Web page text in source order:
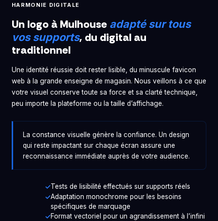
HARMONIE DIGITALE
Un logo à Mulhouse adapté sur tous
vos supports, du digital au
traditionnel
Une identité réussie doit rester lisible, du minuscule favicon
web à la grande enseigne de magasin. Nous veillons à ce que
votre visuel conserve toute sa force et sa clarté technique,
peu importe la plateforme ou la taille d’affichage.
La constance visuelle génère la confiance. Un design
qui reste impactant sur chaque écran assure une
reconnaissance immédiate auprès de votre audience.
Tests de lisibilité effectués sur supports réels
Adaptation monochrome pour les besoins
spécifiques de marquage
Format vectoriel pour un agrandissement à l’infini